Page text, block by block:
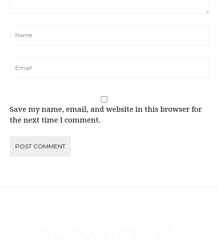
Save my name, email, and website in this browser for
the next time I comment.